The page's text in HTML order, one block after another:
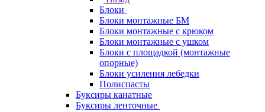
Блоки
Блоки монтажные БМ
Блоки монтажные с крюком
Блоки монтажные с ушком
Блоки с площадкой (монтажные
опорные)
Блоки усиления лебедки
Полиспасты
Буксиры канатные
Буксиры ленточные